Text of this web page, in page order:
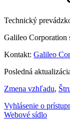
Technický
Galileo Corporation
Kontakt: Galileo
Posledná
Zmena vzhľadu,
Vyhlásenie o
Webové sídlo